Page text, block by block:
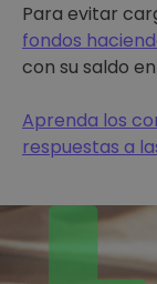
Para evitar
fondos
con su saldo
Aprenda los
respuestas a